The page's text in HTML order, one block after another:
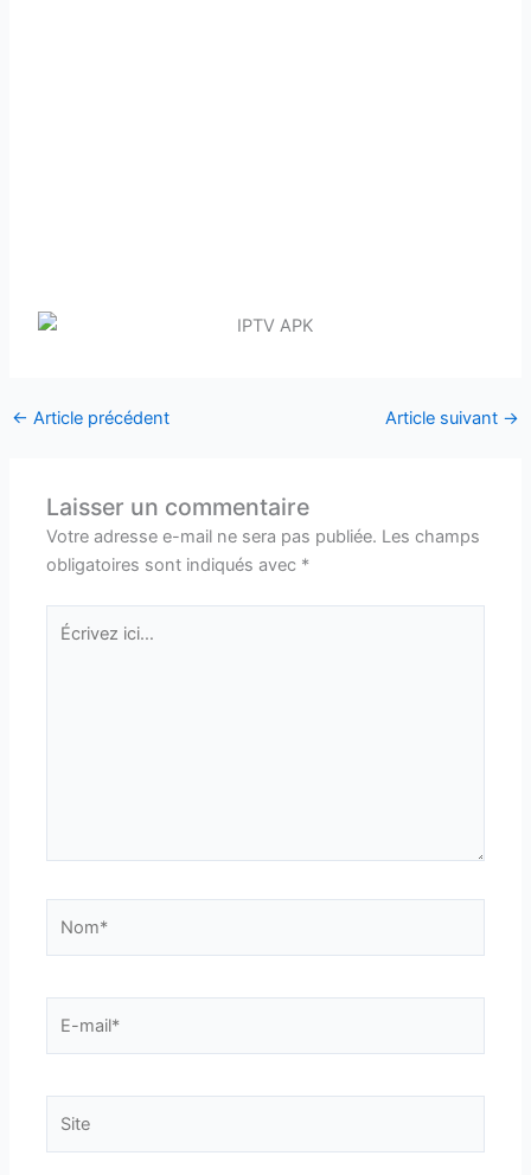
← Article précédent Article suivant →
Laisser un commentaire
Votre adresse e-mail ne sera pas publiée. Les champs
obligatoires sont indiqués avec *
Écrivez
ici…
mail*